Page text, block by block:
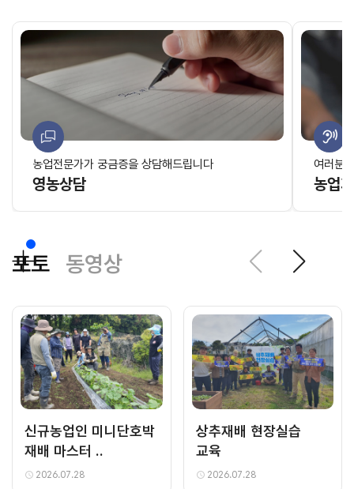
농업전문가가 궁금증을 상담해드립니다
영농상담
여러분
농업
포토
신규농업인 미니단호박
재배 마스터 ..
2026.07.28
상추재배 현장실습
교육
2026.07.28
동영상